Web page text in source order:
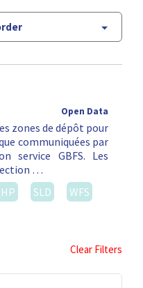
Open Data
zones de dépôt pour
communiquées par
service GBFS. Les
…
SLD
WFS
Clear Filters